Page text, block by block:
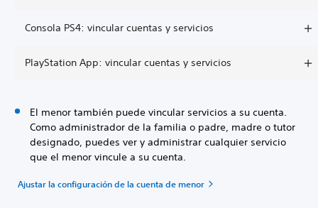
Consola PS4: vincular cuentas y servicios
PlayStation App: vincular cuentas y servicios
El menor también puede vincular servicios a su cuenta.
Como administrador de la familia o padre, madre o tutor
designado, puedes ver y administrar cualquier servicio
que el menor vincule a su cuenta.
Ajustar la configuración de la cuenta de menor